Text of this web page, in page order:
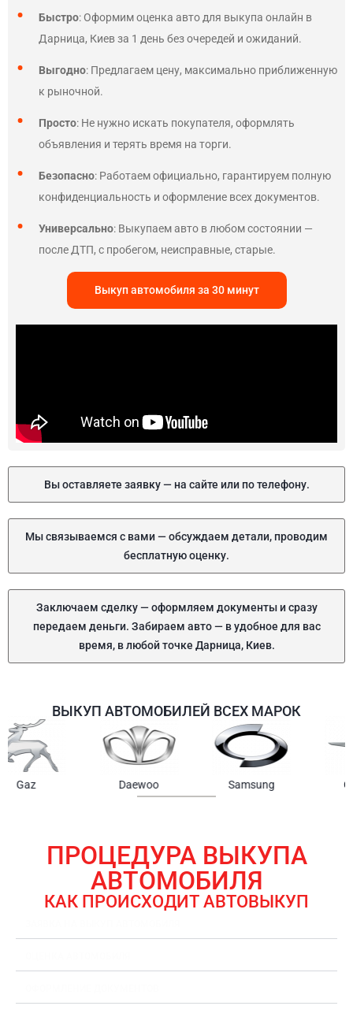
Быстро: Оформим оценка авто для выкупа онлайн в
Дарница, Киев за 1 день без очередей и ожиданий.
Выгодно: Предлагаем цену, максимально приближенную
к рыночной.
Просто: Не нужно искать покупателя, оформлять
объявления и терять время на торги.
Безопасно: Работаем официально, гарантируем полную
конфиденциальность и оформление всех документов.
Универсально: Выкупаем авто в любом состоянии —
после ДТП, с пробегом, неисправные, старые.
Выкуп автомобиля за 30 минут
Вы оставляете заявку — на сайте или по телефону.
Мы связываемся с вами — обсуждаем детали, проводим
бесплатную оценку.
Заключаем сделку — оформляем документы и сразу
передаем деньги. Забираем авто — в удобное для вас
время, в любой точке Дарница, Киев.
ВЫКУП АВТОМОБИЛЕЙ ВСЕХ МАРОК
Chrysler
ПРОЦЕДУРА ВЫКУПА
АВТОМОБИЛЯ
КАК ПРОИСХОДИТ АВТОВЫКУП